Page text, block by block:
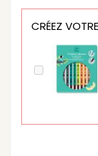
CRÉEZ